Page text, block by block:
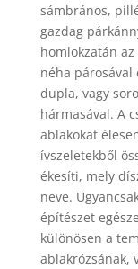
sámbrános,
gazdag
homlokzatán
néha párosával
dupla, vagy
hármasával. A
ablakokat
ívszeletekből
ékesíti, mely
neve.
építészet
különösen a
ablakrózsának,